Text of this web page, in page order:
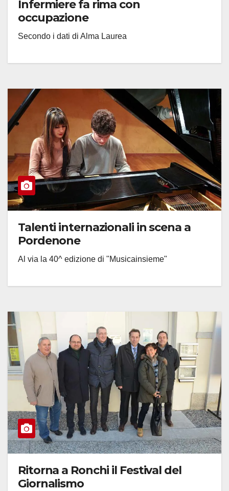
Infermiere fa rima con
occupazione
Secondo i dati di Alma Laurea
Talenti internazionali in scena a
Pordenone
Al via la 40^ edizione di "Musicainsieme"
Ritorna a Ronchi il Festival del
Giornalismo